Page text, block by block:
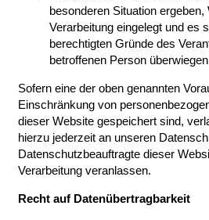
besonderen Situation
Verarbeitung eingelegt und es
berechtigten Gründe des
betroffenen Person überwiegen
Sofern eine der oben genannten
Einschränkung von
dieser Website gespeichert sind,
hierzu jederzeit an unseren
Datenschutzbeauftragte dieser
Verarbeitung veranlassen.
Recht auf Datenübertragbarkeit